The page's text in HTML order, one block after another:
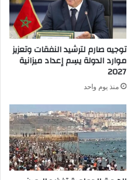
توجيه صارم لترشيد النفقات وتعزيز
موارد الدولة يسِم إعداد ميزانية
2027
منذ يوم واحد